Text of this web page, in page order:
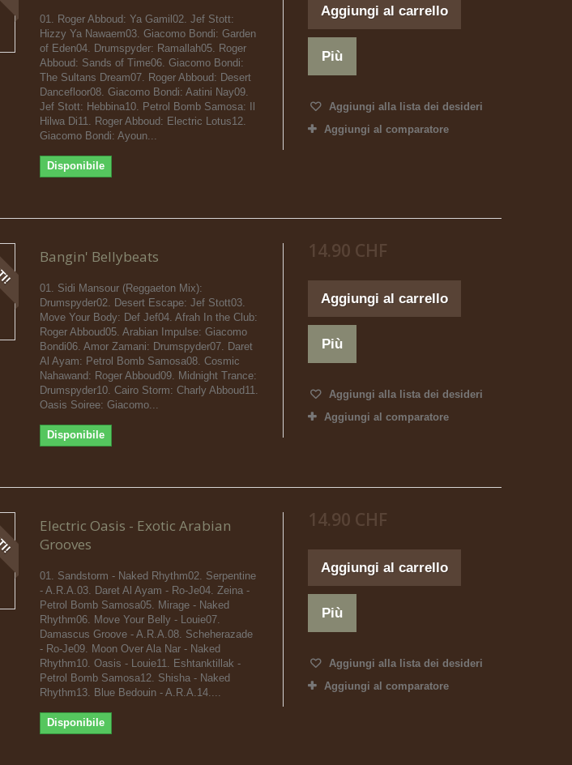
01. Roger Abboud: Ya Gamil02. Jef Stott:
Hizzy Ya Nawaem03. Giacomo Bondi: Garden
of Eden04. Drumspyder: Ramallah05. Roger
Abboud: Sands of Time06. Giacomo Bondi:
The Sultans Dream07. Roger Abboud: Desert
Dancefloor08. Giacomo Bondi: Aatini Nay09.
Jef Stott: Hebbina10. Petrol Bomb Samosa: Il
Hilwa Di11. Roger Abboud: Electric Lotus12.
Giacomo Bondi: Ayoun...
Disponibile
Aggiungi al carrello
Più
Aggiungi alla lista dei desideri
Aggiungi al comparatore
Bangin' Bellybeats
01. Sidi Mansour (Reggaeton Mix):
Drumspyder02. Desert Escape: Jef Stott03.
Move Your Body: Def Jef04. Afrah In the Club:
Roger Abboud05. Arabian Impulse: Giacomo
Bondi06. Amor Zamani: Drumspyder07. Daret
Al Ayam: Petrol Bomb Samosa08. Cosmic
Nahawand: Roger Abboud09. Midnight Trance:
Drumspyder10. Cairo Storm: Charly Abboud11.
Oasis Soiree: Giacomo...
Disponibile
14.90 CHF
Aggiungi al carrello
Più
Aggiungi alla lista dei desideri
Aggiungi al comparatore
Electric Oasis - Exotic Arabian
Grooves
01. Sandstorm - Naked Rhythm02. Serpentine
- A.R.A.03. Daret Al Ayam - Ro-Je04. Zeina -
Petrol Bomb Samosa05. Mirage - Naked
Rhythm06. Move Your Belly - Louie07.
Damascus Groove - A.R.A.08. Scheherazade
- Ro-Je09. Moon Over Ala Nar - Naked
Rhythm10. Oasis - Louie11. Eshtanktillak -
Petrol Bomb Samosa12. Shisha - Naked
Rhythm13. Blue Bedouin - A.R.A.14....
Disponibile
14.90 CHF
Aggiungi al carrello
Più
Aggiungi alla lista dei desideri
Aggiungi al comparatore